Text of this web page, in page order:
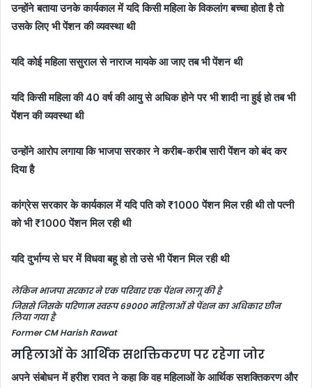
उन्होंने बताया उनके कार्यकाल में यदि किसी महिला के विकलांग बच्चा होता है तो
उसके लिए भी पेंशन की व्यवस्था थी
यदि कोई महिला ससुराल से नाराज मायके आ जाए तब भी पेंशन थी
यदि किसी महिला की 40 वर्ष की आयु से अधिक होने पर भी शादी ना हुई हो तब भी
पेंशन की व्यवस्था थी
उन्होंने आरोप लगाया कि भाजपा सरकार ने करीब-करीब सारी पेंशन को बंद कर
दिया है
कांग्रेस सरकार के कार्यकाल में यदि पति को ₹1000 पेंशन मिल रही थी तो पत्नी
को भी ₹1000 पेंशन मिल रही थी
यदि दुर्भाग्य से घर में विधवा बहू हो तो उसे भी पेंशन मिल रही थी
लेकिन भाजपा सरकार ने एक परिवार एक पेंशन लागू की है
जिससे जिसके परिणाम स्वरूप 69000 महिलाओं से पेंशन का अधिकार छीन
लिया गया है
Former CM Harish Rawat
महिलाओं के आर्थिक सशक्तिकरण पर रहेगा जोर
अपने संबोधन में हरीश रावत ने कहा कि वह महिलाओं के आर्थिक सशक्तिकरण और